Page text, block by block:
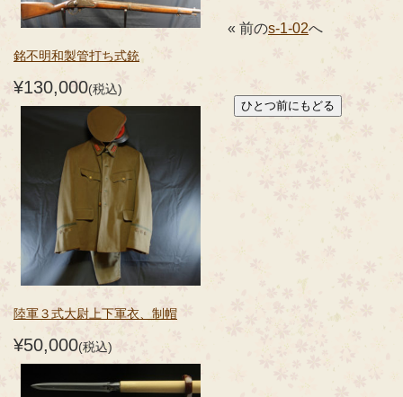
銘不明和製管打ち式銃
¥130,000(税込)
陸軍３式大尉上下軍衣、制帽
¥50,000(税込)
« 前のs-1-02へ